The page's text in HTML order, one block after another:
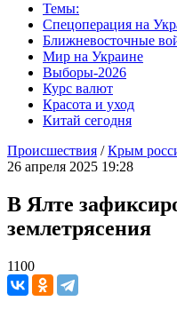
Темы:
Спецоперация на
Ближневосточные
Мир на Украине
Выборы-2026
Курс валют
Красота и уход
Китай сегодня
Происшествия /Крым
26 апреля 2025 19:28
В Ялте
землетрясения
1100